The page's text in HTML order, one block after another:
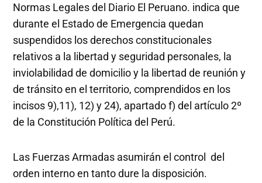
Normas Legales del Diario El Peruano. indica que
durante el Estado de Emergencia quedan
suspendidos los derechos constitucionales
relativos a la libertad y seguridad personales, la
inviolabilidad de domicilio y la libertad de reunión y
de tránsito en el territorio, comprendidos en los
incisos 9),11), 12) y 24), apartado f) del artículo 2º
de la Constitución Política del Perú.
Las Fuerzas Armadas asumirán el control del
orden interno en tanto dure la disposición.